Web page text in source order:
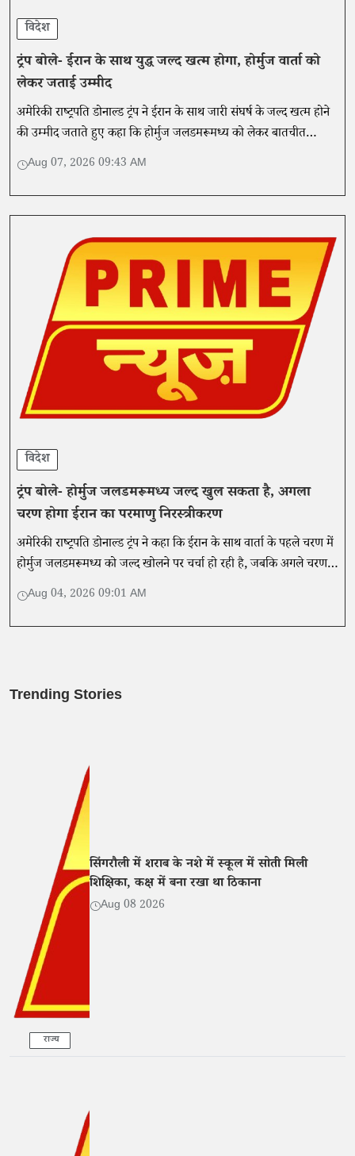
विदेश
ट्रंप बोले- ईरान के साथ युद्ध जल्द खत्म होगा, होर्मुज वार्ता को
लेकर जताई उम्मीद
अमेरिकी राष्ट्रपति डोनाल्ड ट्रंप ने ईरान के साथ जारी संघर्ष के जल्द खत्म होने
की उम्मीद जताते हुए कहा कि होर्मुज जलडमरूमध्य को लेकर बातचीत
सकारात्मक दिशा में आगे बढ़ सकती है।
Aug 07, 2026 09:43 AM
विदेश
ट्रंप बोले- होर्मुज जलडमरूमध्य जल्द खुल सकता है, अगला
चरण होगा ईरान का परमाणु निरस्त्रीकरण
अमेरिकी राष्ट्रपति डोनाल्ड ट्रंप ने कहा कि ईरान के साथ वार्ता के पहले चरण में
होर्मुज जलडमरूमध्य को जल्द खोलने पर चर्चा हो रही है, जबकि अगले चरण में
ईरान के परमाणु निरस्त्रीकरण पर बातचीत होगी।
Aug 04, 2026 09:01 AM
Trending Stories
राज्य
सिंगरौली में शराब के नशे में स्कूल में सोती मिली
शिक्षिका, कक्ष में बना रखा था ठिकाना
Aug 08 2026